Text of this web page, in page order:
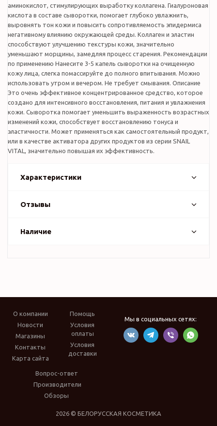
аминокислот, стимулирующих выработку коллагена. Гиалуроновая
кислота в составе сыворотки, помогает глубоко увлажнить,
выровнять тон кожи и повысить сопротивляемость эпидермиса
негативному влиянию окружающей среды. Коллаген и эластин
способствуют улучшению текстуры кожи, значительно
уменьшают морщины, замедляя процесс старения. Рекомендации
по применению Нанесите 3-5 капель сыворотки на очищенную
кожу лица, слегка помассируйте до полного впитывания. Можно
использовать утром и вечером. Не требует смывания. Описание
Это очень эффективное концентрированное средство, которое
создано для интенсивного восстановления, питания и увлажнения
кожи. Сыворотка помогает уменьшить выраженность возрастных
изменений кожи, способствует восстановлению тонуса и
эластичности. Может применяться как самостоятельный продукт,
или в качестве активатора других продуктов из серии SNAIL
VITAL, значительно повышая их эффективность.
Характеристики
Отзывы
Наличие
О компании
Новости
Магазины
Контакты
Карта сайта
Помощь
Условия
оплаты
Условия
доставки
Вопрос-ответ
Производители
Обзоры
Мы в социальных сетях:
2026 © БЕЛОРУССКАЯ КОСМЕТИКА